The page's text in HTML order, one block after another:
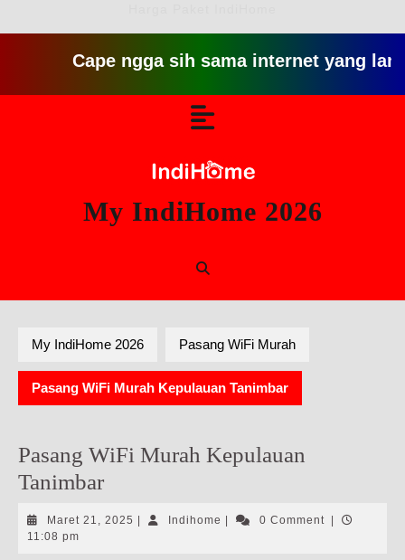
Cape ngga sih sama internet yang lambat
My IndiHome 2026
My IndiHome 2026 Pasang WiFi Murah
Pasang WiFi Murah Kepulauan Tanimbar
Pasang WiFi Murah Kepulauan
Tanimbar
Maret 21, 2025 Maret
Indihome Indihome0 Comment
11:08 pm